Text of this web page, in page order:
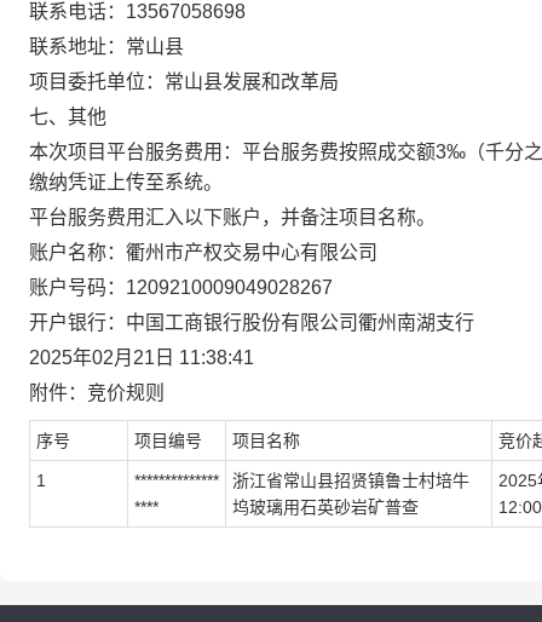
联系电话： 13567058698
联系地址： 常山县
项目委托单位： 常山县发展和改革局
七、其他
本次项目平台服务费用：平台服务费按照成交额3‰（千分
缴纳凭证上传至系统。
平台服务费用汇入以下账户，并备注项目名称。
账户名称：衢州市产权交易中心有限公司
账户号码：1209210009049028267
开户银行：中国工商银行股份有限公司衢州南湖支行
2025年02月21日 11:38:41
附件：竞价规则
序号 项目编号 项目名称 竞价
1
**************
****
浙江省常山县招贤镇鲁士村培牛
坞玻璃用石英砂岩矿普查
2025
12